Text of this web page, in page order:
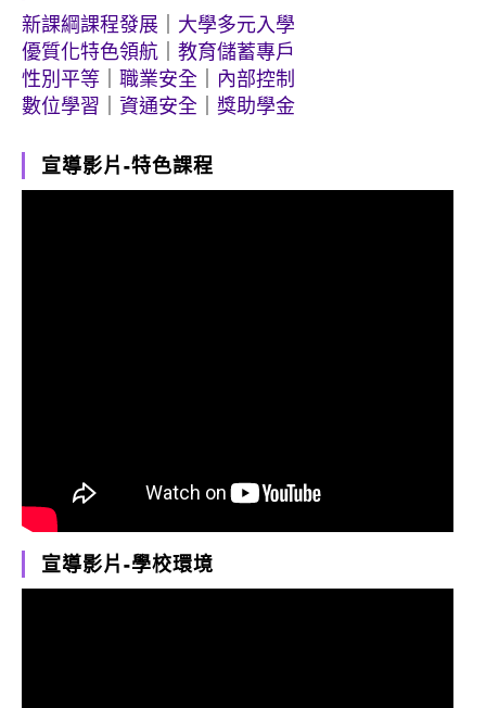
新課綱課程發展
大學多元入學
優質化特色領航
教育儲蓄專戶
性別平等
職業安全
內部控制
數位學習
資通安全 獎助學金
宣導影片-特色課程
宣導影片-學校環境